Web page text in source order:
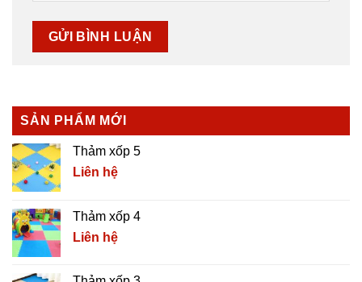
SẢN PHẨM MỚI
Thảm xốp 5
Liên hệ
Thảm xốp 4
Liên hệ